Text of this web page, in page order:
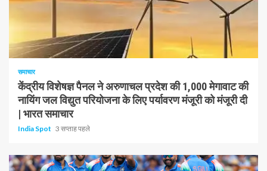
1 न्यूनतम पढ़ा
समाचार
केंद्रीय विशेषज्ञ पैनल ने अरुणाचल प्रदेश की 1,000 मेगावाट की
नायिंग जल विद्युत परियोजना के लिए पर्यावरण मंजूरी को मंजूरी दी
| भारत समाचार
India Spot 3 सप्ताह पहले